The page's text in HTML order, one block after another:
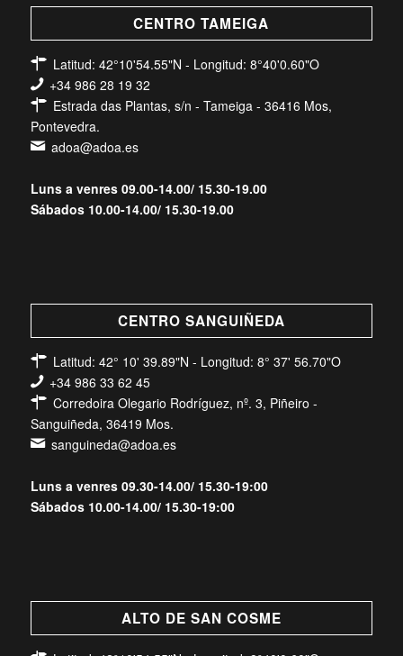
CENTRO TAMEIGA
Latitud: 42°10'54.55"N - Longitud: 8°40'0.60"O
+34 986 28 19 32
Estrada das Plantas, s/n - Tameiga - 36416 Mos,
Pontevedra.
adoa@adoa.es
Luns a venres 09.00-14.00/ 15.30-19.00
Sábados 10.00-14.00/ 15.30-19.00
CENTRO SANGUIÑEDA
Latitud: 42° 10' 39.89"N - Longitud: 8° 37' 56.70"O
+34 986 33 62 45
Corredoira Olegario Rodríguez, nº. 3, Piñeiro -
Sanguiñeda, 36419 Mos.
sanguineda@adoa.es
Luns a venres 09.30-14.00/ 15.30-19:00
Sábados 10.00-14.00/ 15.30-19:00
ALTO DE SAN COSME